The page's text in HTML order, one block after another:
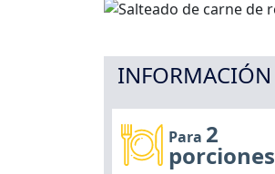
INFORMACIÓN
Para 2
porciones